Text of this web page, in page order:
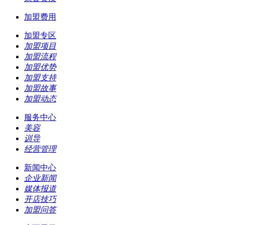
加盟费用
加盟专区
加盟项目
加盟流程
加盟优势
加盟支持
加盟故事
加盟动态
服务中心
美容
训导
经营管理
新闻中心
企业新闻
媒体报道
开店技巧
加盟问答